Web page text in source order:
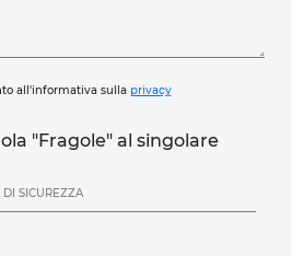
all'informativa sulla privacy
"Fragole" al singolare